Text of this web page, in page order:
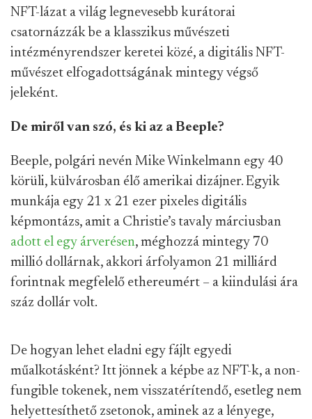
NFT-lázat a világ legnevesebb kurátorai
csatornázzák be a klasszikus művészeti
intézményrendszer keretei közé, a digitális NFT-
művészet elfogadottságának mintegy végső
jeleként.
De miről van szó, és ki az a Beeple?
Beeple, polgári nevén Mike Winkelmann egy 40
körüli, külvárosban élő amerikai dizájner. Egyik
munkája egy 21 x 21 ezer pixeles digitális
képmontázs, amit a Christie’s tavaly márciusban
adott el egy árverésen, méghozzá mintegy 70
millió dollárnak, akkori árfolyamon 21 milliárd
forintnak megfelelő ethereumért – a kiindulási ára
száz dollár volt.
De hogyan lehet eladni egy fájlt egyedi
műalkotásként? Itt jönnek a képbe az NFT-k, a non-
fungible tokenek, nem visszatérítendő, esetleg nem
helyettesíthető zsetonok, aminek az a lényege,